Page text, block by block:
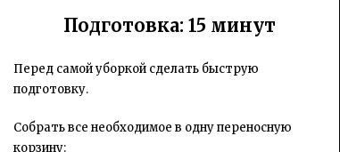
Подготовка: 15 минут
Перед самой уборкой сделать быструю
подготовку.
Собрать все необходимое в одну переносную
корзину: